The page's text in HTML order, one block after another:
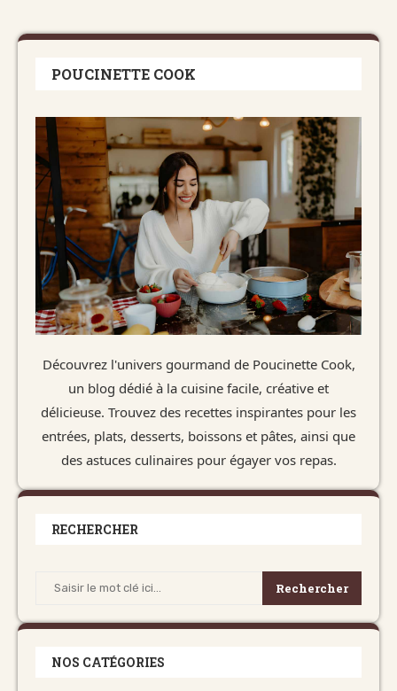
POUCINETTE COOK
Découvrez l'univers gourmand de Poucinette Cook,
un blog dédié à la cuisine facile, créative et
délicieuse. Trouvez des recettes inspirantes pour les
entrées, plats, desserts, boissons et pâtes, ainsi que
des astuces culinaires pour égayer vos repas.
RECHERCHER
Rechercher
NOS CATÉGORIES